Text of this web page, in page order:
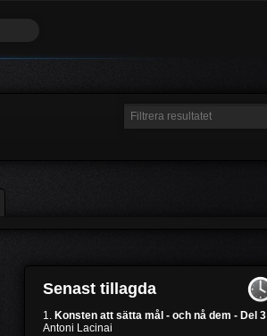
Senast tillagda
1. Konsten att sätta mål - och nå dem - Del 3
Antoni Lacinai